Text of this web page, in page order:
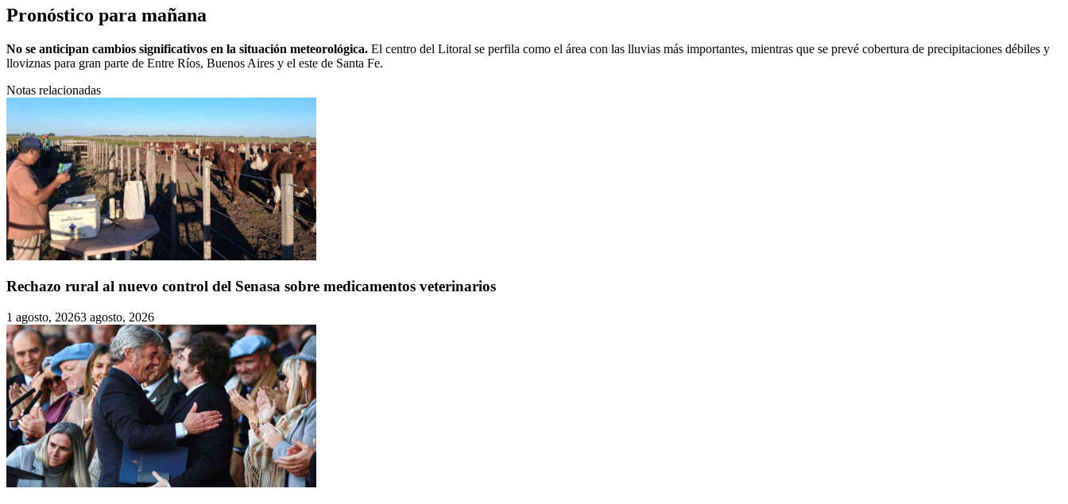
Pronóstico para mañana
No se anticipan cambios significativos en la situación meteorológica. El centro del Litoral se perfila como el área con las lluvias más importantes, mientras que se prevé cobertura de precipitaciones débiles y
lloviznas para gran parte de Entre Ríos, Buenos Aires y el este de Santa Fe.
Notas relacionadas
Rechazo rural al nuevo control del Senasa sobre medicamentos veterinarios
1 agosto, 20263 agosto, 2026